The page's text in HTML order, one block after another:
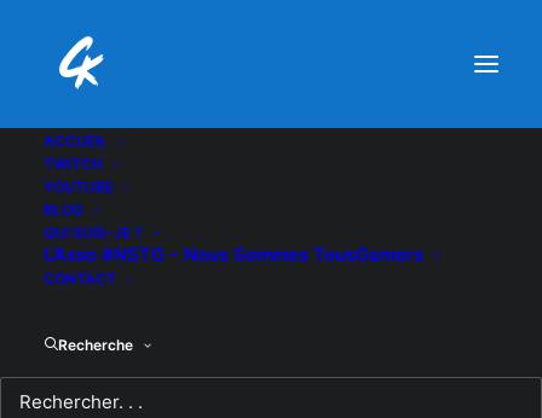
ACCUEIL
TWITCH
YOUTUBE
BLOG
QUI SUIS-JE ?
L’Asso #NSTG – Nous Sommes TousGamers
CONTACT
Recherche